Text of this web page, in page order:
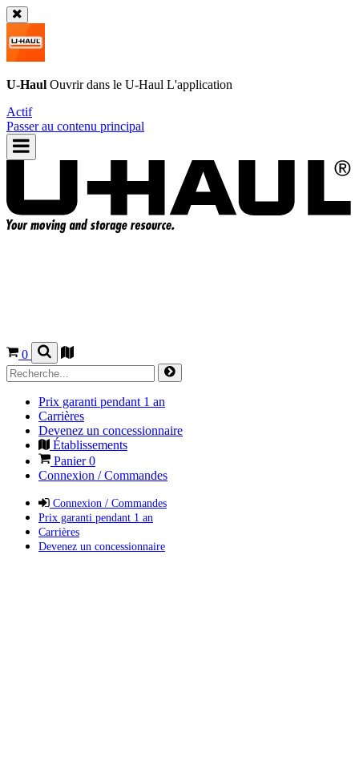
U-Haul Ouvrir dans le U-Haul L'application
Actif
Passer au contenu principal
0
Prix garanti pendant 1 an
Carrières
Devenez un concessionnaire
Établissements
Panier0
Connexion / Commandes
Connexion / Commandes
Prix garanti pendant 1 an
Carrières
Devenez un concessionnaire